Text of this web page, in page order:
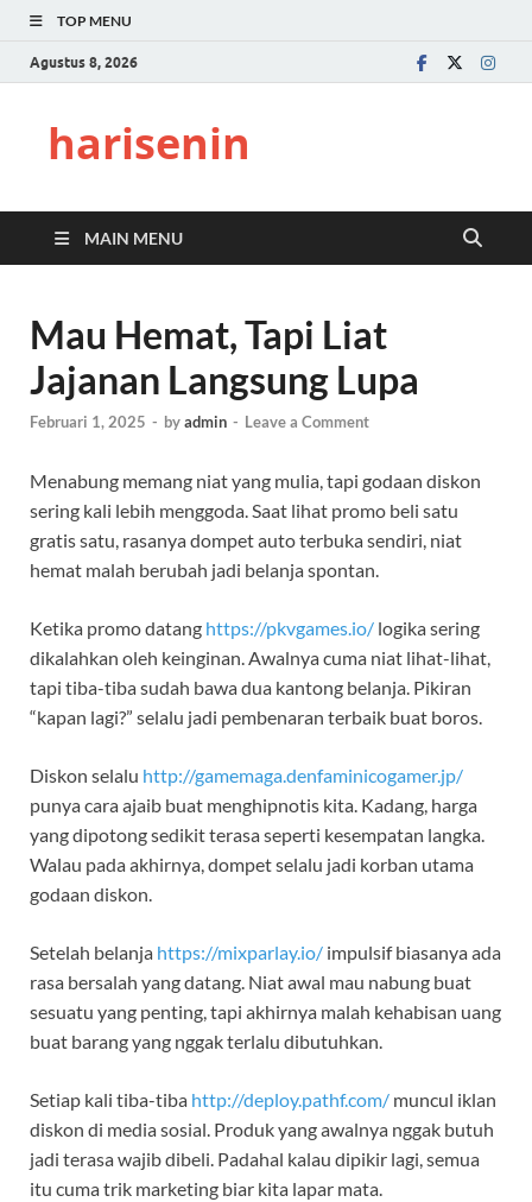
TOP MENU
Agustus 8, 2026
harisenin
MAIN MENU
Mau Hemat, Tapi Liat
Jajanan Langsung Lupa
Februari 1, 2025 - byadmin - Leave a Comment
Menabung memang niat yang mulia, tapi godaan diskon
sering kali lebih menggoda. Saat lihat promo beli satu
gratis satu, rasanya dompet auto terbuka sendiri, niat
hemat malah berubah jadi belanja spontan.
Ketika promo datang https://pkvgames.io/ logika sering
dikalahkan oleh keinginan. Awalnya cuma niat lihat-lihat,
tapi tiba-tiba sudah bawa dua kantong belanja. Pikiran
“kapan lagi?” selalu jadi pembenaran terbaik buat boros.
Diskon selalu http://gamemaga.denfaminicogamer.jp/
punya cara ajaib buat menghipnotis kita. Kadang, harga
yang dipotong sedikit terasa seperti kesempatan langka.
Walau pada akhirnya, dompet selalu jadi korban utama
godaan diskon.
Setelah belanja https://mixparlay.io/ impulsif biasanya ada
rasa bersalah yang datang. Niat awal mau nabung buat
sesuatu yang penting, tapi akhirnya malah kehabisan uang
buat barang yang nggak terlalu dibutuhkan.
Setiap kali tiba-tiba http://deploy.pathf.com/ muncul iklan
diskon di media sosial. Produk yang awalnya nggak butuh
jadi terasa wajib dibeli. Padahal kalau dipikir lagi, semua
itu cuma trik marketing biar kita lapar mata.